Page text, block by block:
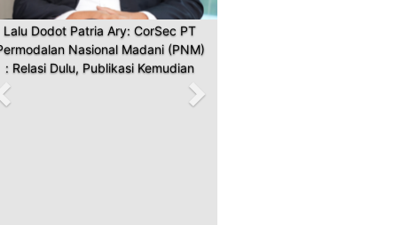
Lalu Dodot Patria Ary: CorSec PT
Nasional Madani (PNM)
: Relasi Dulu, Publikasi Kemudian